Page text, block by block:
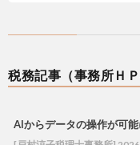
税務記事（事務所ＨＰ
AIからデータの操作が可